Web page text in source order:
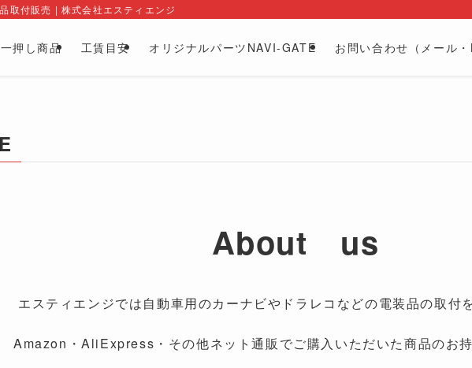
取付販売 | 株式会社エスティエンジ
一押し商品 工賃目安 オリジナルパーツNAVI-GATE お問い合わせ（メール
About us
エスティエンジでは自動車用のカーナビやドラレコなどの電装品の取付
Amazon・AliExpress・その他ネット通販でご購入いただいた商品のお